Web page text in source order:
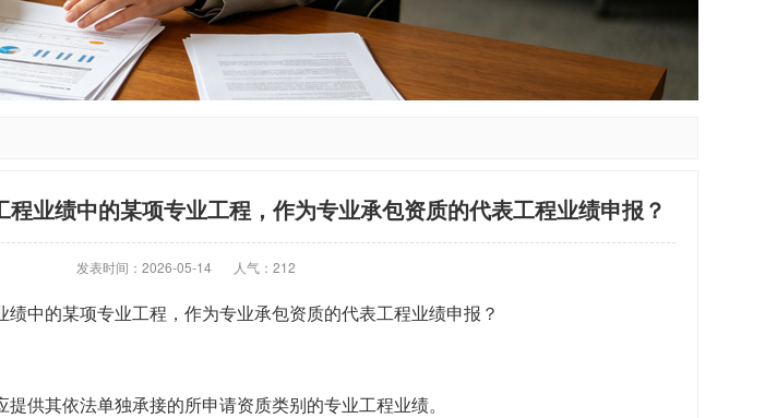
业绩中的某项专业工程，作为专业承包资质的代表工程业绩申报？
发表时间：2026-05-14 人气：212
中的某项专业工程，作为专业承包资质的代表工程业绩申报？
供其依法单独承接的所申请资质类别的专业工程业绩。